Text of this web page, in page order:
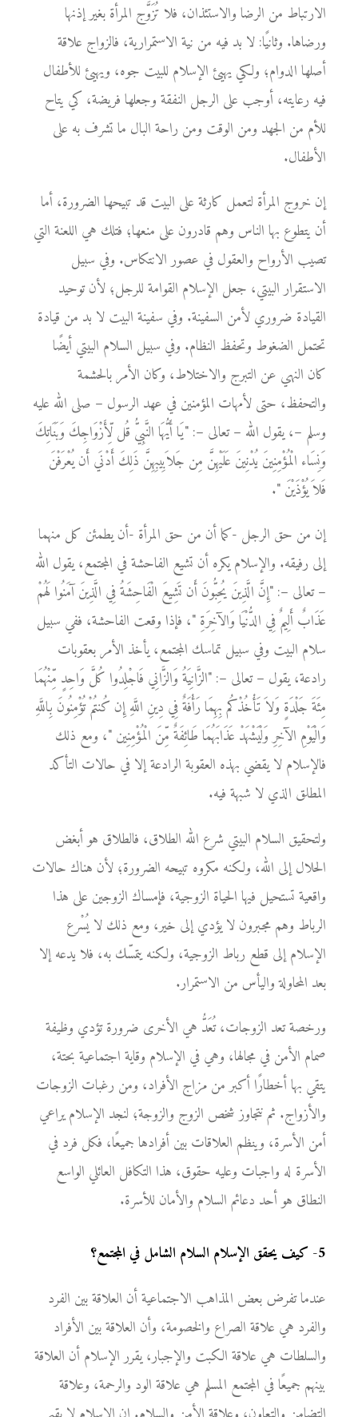
الارتباط من الرضا والاستئذان، فلا تُزَوَّج المرأة بغير إذنها
ورضاها. وثانيًا: لا بد فيه من نية الاستمرارية، فالزواج علاقة
أصلها الدوام؛ ولكي يهيئ الإسلام للبيت جوه، ويهيئ للأطفال
فيه رعايته، أوجب على الرجل النفقة وجعلها فريضة، كي يتاح
للأم من الجهد ومن الوقت ومن راحة البال ما تشرف به على
الأطفال.
إن خروج المرأة لتعمل كارثة على البيت قد تبيحها الضرورة، أما
أن يتطوع بها الناس وهم قادرون على منعها؛ فتلك هي اللعنة التي
تصيب الأرواح والعقول في عصور الانتكاس. وفي سبيل
الاستقرار البيتي، جعل الإسلام القوامة للرجل؛ لأن توحيد
القيادة ضروري لأمن السفينة. وفي سفينة البيت لا بد من قيادة
تحتمل الضغوط وتحفظ النظام. وفي سبيل السلام البيتي أيضًا
كان النهي عن التبرج والاختلاط، وكان الأمر بالحشمة
والتحفظ، حتى لأمهات المؤمنين في عهد الرسول – صلى الله عليه
وسلم –، يقول الله – تعالى –: "يَا أَيُّهَا النَّبِيُّ قُل لِّأَزْوَاجِكَ وَبَنَاتِكَ
وَنِسَاء الْمُؤْمِنِينَ يُدْنِينَ عَلَيْهِنَّ مِن جَلاَبِيبِهِنَّ ذَلِكَ أَدْنَي أَن يُعْرَفْنَ
فَلاَ يُؤْذَيْنَ ".
إن من حق الرجل -كما أن من حق المرأة -أن يطمئن كل منهما
إلى رفيقه. والإسلام يكره أن تشيع الفاحشة في المجتمع، يقول الله
– تعالى –: "إِنَّ الَّذِينَ يُحِبُّونَ أَن تَشِيعَ الْفَاحِشَةُ فِي الَّذِينَ آمَنُوا لَهُمْ
عَذَابٌ أَلِيمٌ فِي الدُّنْيَا وَالآخِرَةِ "، فإذا وقعت الفاحشة، ففي سبيل
سلام البيت وفي سبيل تماسك المجتمع، يأخذ الأمر بعقوبات
رادعة، يقول – تعالى –: "الزَّانِيَةُ وَالزَّانِي فَاجْلِدُوا كُلَّ وَاحِدٍ مِّنْهُمَا
مِئَةَ جَلْدَةٍ وَلاَ تَأْخُذْكُم بِهِمَا رَأْفَةٌ فِي دِينِ اللَّهِ إِن كُنتُمْ تُؤْمِنُونَ بِاللَّهِ
وَالْيَوْمِ الآخِرِ وَلْيَشْهَدْ عَذَابَهُمَا طَائِفَةٌ مِّنَ الْمُؤْمِنِين "، ومع ذلك
فالإسلام لا يقضي بهذه العقوبة الرادعة إلا في حالات التأكد
المطلق الذي لا شبهة فيه.
ولتحقيق السلام البيتي شرع الله الطلاق، فالطلاق هو أبغض
الحلال إلى الله، ولكنه مكروه تبيحه الضرورة؛ لأن هناك حالات
واقعية تستحيل فيها الحياة الزوجية، فإمساك الزوجين على هذا
الرباط وهم مجبرون لا يؤدي إلى خير، ومع ذلك لا يُسْرع
الإسلام إلى قطع رباط الزوجية، ولكنه يتمسّك به، فلا يدعه إلا
بعد المحاولة واليأس من الاستمرار.
ورخصة تعد الزوجات، تُعَدُّ هي الأخرى ضرورة تؤدي وظيفة
صمام الأمن في مجالها، وهي في الإسلام وقاية اجتماعية بحتة،
يتقي بها أخطارًا أكبر من مزاج الأفراد، ومن رغبات الزوجات
والأزواج. ثم نتجاوز شخص الزوج والزوجة؛ لنجد الإسلام يراعي
أمن الأسرة، وينظم العلاقات بين أفرادها جميعًا، فكل فرد في
الأسرة له واجبات وعليه حقوق، هذا التكافل العائلي الواسع
النطاق هو أحد دعائم السلام والأمان للأسرة.
5
-كيف يحقق الإسلام السلام الشامل في المجتمع؟
عندما تفرض بعض المذاهب الاجتماعية أن العلاقة بين الفرد
والفرد هي علاقة الصراع والخصومة، وأن العلاقة بين الأفراد
والسلطات هي علاقة الكبت والإجبار، يقرر الإسلام أن العلاقة
بينهم جميعًا في المجتمع المسلم هي علاقة الود والرحمة، وعلاقة